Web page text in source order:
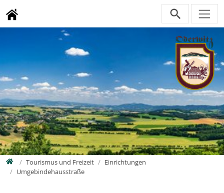
HomeTourismus und Freizeit
Einrichtungen
Umgebindehausstraße